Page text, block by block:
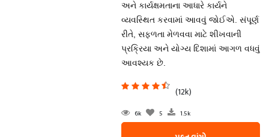
અને કાર્યક્ષમતાના આધારે કાર્યને
વ્યવસ્થિત કરવામાં આવવું જોઈએ. સંપૂર્ણ
રીતે, સફળતા મેળવવા માટે શીખવાની
પ્રક્રિયા અને યોગ્ય દિશામાં આગળ વધવું
આવશ્યક છે.
(12k)
6k 5 1.5k